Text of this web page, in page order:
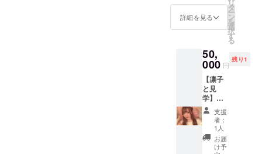
合現地
解散で
※どちら
のプラ
ンも同
行者あ
り（2時
間） ※
リター
ンは、
2020年
2月〜5
月まで
ミュリ
ボン貸
切）の
２つか
びいた
だけま
す！ ※
ピク
ニック
費用
は、ご
支援者
様・
キャス
ト分を
詳細を見る
リ
タ
ー
ン
を
選
択
す
る
50,
000 円
残り1
【凛子
と見
学】
コース
凛子と
海遊館
に行き
鮫を観
支援
者：
1人
お届
け予